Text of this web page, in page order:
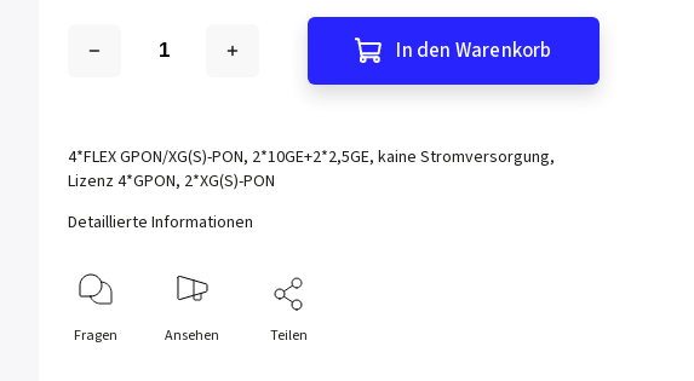
In den Warenkorb
4*FLEX GPON/XG(S)-PON, 2*10GE+2*2,5GE, kaine Stromversorgung,
Lizenz 4*GPON, 2*XG(S)-PON
Detaillierte Informationen
Fragen Ansehen Teilen